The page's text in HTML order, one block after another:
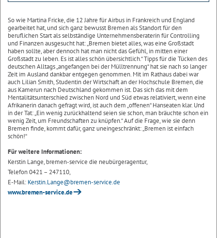
So wie Martina Fricke, die 12 Jahre für Airbus in Frankreich und England
gearbeitet hat, und sich ganz bewusst Bremen als Standort für den
beruflichen Start als selbständige Unternehmensberaterin für Controlling
und Finanzen ausgesucht hat: „Bremen bietet alles, was eine Großstadt
haben sollte, aber dennoch hat man nicht das Gefühl, in mitten einer
Großstadt zu leben. Es ist alles schön übersichtlich.“ Tipps für die Tücken des
deutschen Alltags „angefangen bei der Mülltrennung“ hat sie nach so langer
Zeit im Ausland dankbar entgegen genommen. Mit im Rathaus dabei war
auch Lilian Smith, Studentin der Wirtschaft an der Hochschule Bremen, die
aus Kamerun nach Deutschland gekommen ist. Das sich das mit dem
Mentalitätsunterschied zwischen Nord und Süd etwas relativiert, wenn eine
Afrikanerin danach gefragt wird, ist auch dem „offenen“ Hanseaten klar. Und
in der Tat: „Ein wenig zurückhaltend seien sie schon, man bräuchte schon ein
wenig Zeit, um Freundschaften zu knüpfen.“ Auf die Frage, wie sie denn
Bremen finde, kommt dafür, ganz uneingeschränkt: „Bremen ist einfach
schön!“
Für weitere Informationen:
Kerstin Lange, bremen-service die neubürgeragentur,
Telefon 0421 – 247110,
E-Mail: Kerstin.Lange@bremen-service.de
www.bremen-service.de